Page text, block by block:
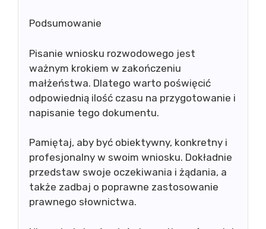
Podsumowanie
Pisanie wniosku rozwodowego jest
ważnym krokiem w zakończeniu
małżeństwa. Dlatego warto poświęcić
odpowiednią ilość czasu na przygotowanie i
napisanie tego dokumentu.
Pamiętaj, aby być obiektywny, konkretny i
profesjonalny w swoim wniosku. Dokładnie
przedstaw swoje oczekiwania i żądania, a
także zadbaj o poprawne zastosowanie
prawnego słownictwa.